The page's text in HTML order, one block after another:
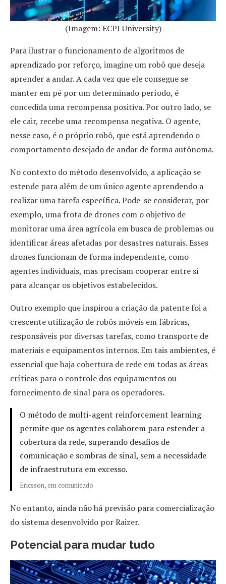
(Imagem: ECPI University)
Para ilustrar o funcionamento de algoritmos de
aprendizado por reforço, imagine um robô que deseja
aprender a andar. A cada vez que ele consegue se
manter em pé por um determinado período, é
concedida uma recompensa positiva. Por outro lado, se
ele cair, recebe uma recompensa negativa. O agente,
nesse caso, é o próprio robô, que está aprendendo o
comportamento desejado de andar de forma autônoma.
No contexto do método desenvolvido, a aplicação se
estende para além de um único agente aprendendo a
realizar uma tarefa específica. Pode-se considerar, por
exemplo, uma frota de drones com o objetivo de
monitorar uma área agrícola em busca de problemas ou
identificar áreas afetadas por desastres naturais. Esses
drones funcionam de forma independente, como
agentes individuais, mas precisam cooperar entre si
para alcançar os objetivos estabelecidos.
Outro exemplo que inspirou a criação da patente foi a
crescente utilização de robôs móveis em fábricas,
responsáveis por diversas tarefas, como transporte de
materiais e equipamentos internos. Em tais ambientes, é
essencial que haja cobertura de rede em todas as áreas
críticas para o controle dos equipamentos ou
fornecimento de sinal para os operadores.
O método de multi-agent reinforcement learning
permite que os agentes colaborem para estender a
cobertura da rede, superando desafios de
comunicação e sombras de sinal, sem a necessidade
de infraestrutura em excesso.
Ericsson, em comunicado
No entanto, ainda não há previsão para comercialização
do sistema desenvolvido por Raizer.
Potencial para mudar tudo